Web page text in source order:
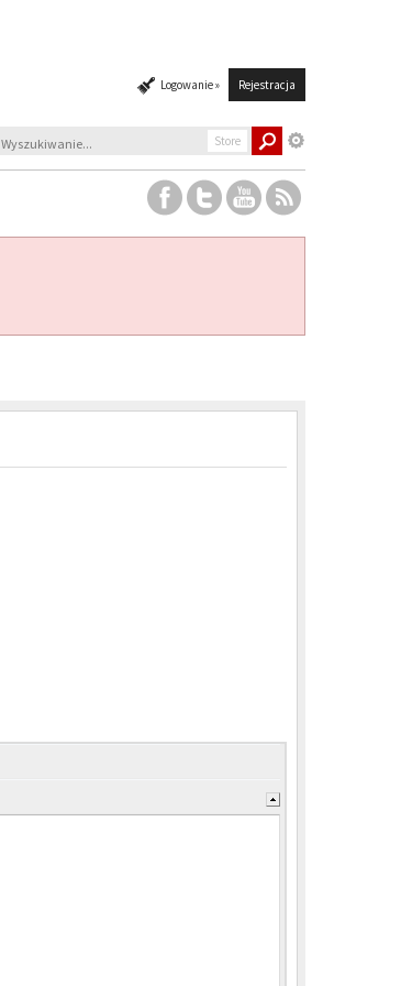
Logowanie » Rejestracja
Store